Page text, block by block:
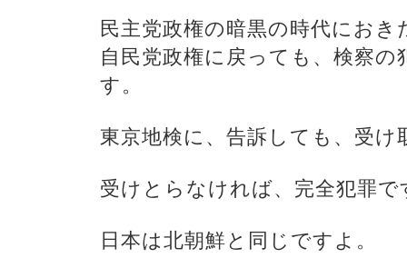
民主党政権の暗黒の時代におき
自民党政権に戻っても、検察
す。
東京地検に、告訴しても、受け
受けとらなければ、完全犯罪で
日本は北朝鮮と同じですよ。